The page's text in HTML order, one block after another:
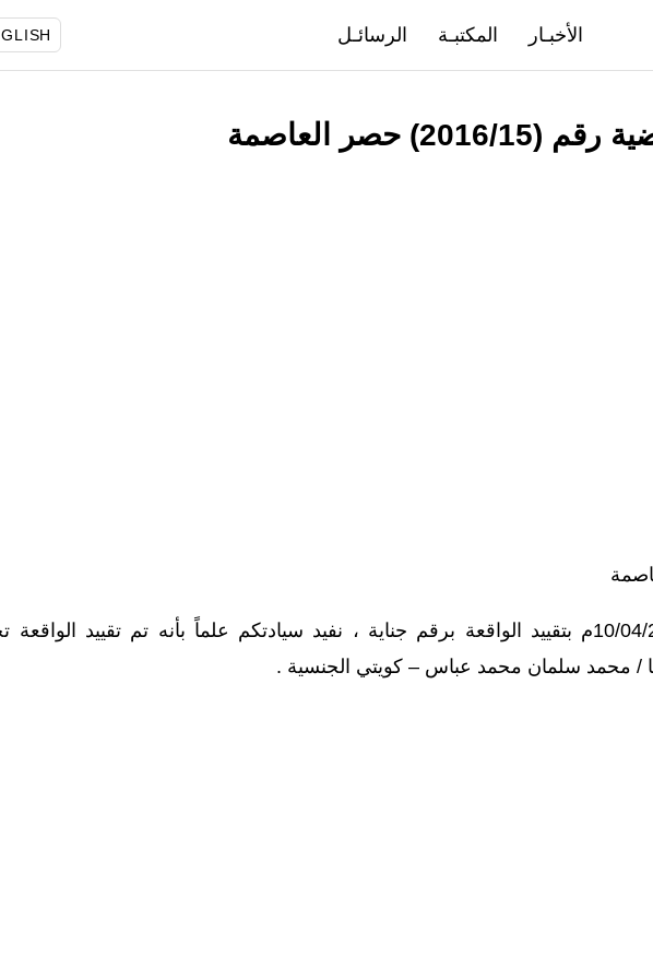
الأخبـار المكتبـة الرسائـل
حصر العاصمة
بناءً على قرار سيادتكم لنا المؤرخ 10/04/2016م بتقييد الواقعة برقم جناية ، نفيد سيادتكم علماً بأنه تم تقييد